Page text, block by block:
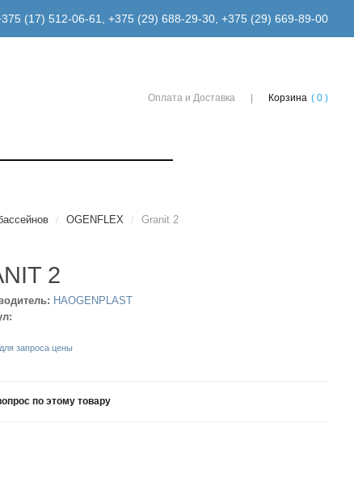
(17) 512-06-61 +375 (29) 688-29-30 +375 (29) 669-89-00
Оплата и Доставка Корзина ( 0 )
/ OGENFLEX / Granit 2
2
HAOGENPLAST
запроса цены
по этому товару